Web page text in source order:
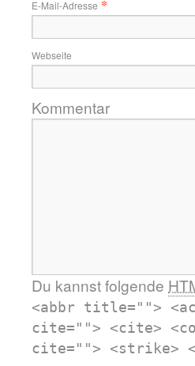
E-Mail-Adresse *
Webseite
Kommentar
Du kannst folgende
<abbr title="">
cite=""> <cite>
cite=""> <strike>